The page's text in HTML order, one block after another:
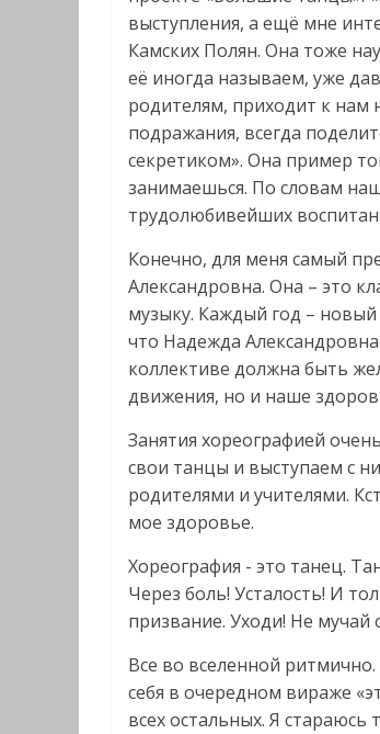
выступления, а ещё мне
Камских Полян. Она тоже
её иногда называем, уже
родителям, приходит к нам
подражания, всегда
секретиком». Она пример
занимаешься. По словам
трудолюбивейших
Конечно, для меня самый
Александровна. Она – это
музыку. Каждый год –
что Надежда
коллективе должна быть
движения, но и наше
Занятия хореографией
свои танцы и выступаем с
родителями и учителями.
мое здоровье.
Хореография - это танец.
Через боль! Усталость! И
призвание. Уходи! Не мучай
Все во вселенной
себя в очередном вираже
всех остальных. Я